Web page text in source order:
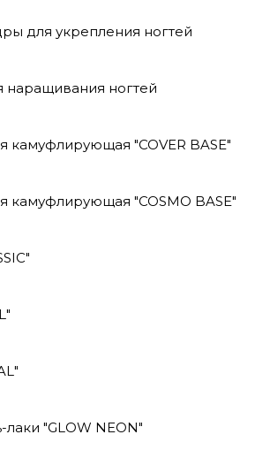
для укрепления ногтей
наращивания ногтей
камуфлирующая "COVER BASE"
камуфлирующая "COSMO BASE"
"GLOW NEON"